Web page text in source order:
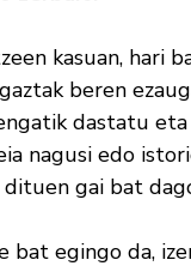
kasuan, hari
beren
dastatu
nagusi edo
gai bat
bat egingo da,